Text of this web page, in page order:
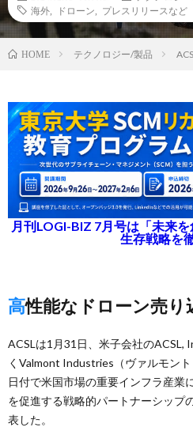
海外
ドローン プレスリリースなど
HOME テクノロジー/製品
月刊LOGI-BIZ 7月号は「未来
生存戦略を
高性能なドローン売
ACSLは1月31日、米子会社のACSL,
くValmont Industries（ヴァルモン
日付で米国市場の重要インフラ産業
を促進する戦略的パートナーシップ
表した。